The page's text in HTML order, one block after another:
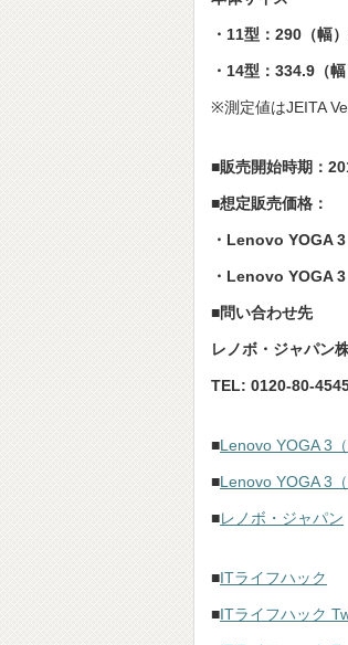
・11型：290（幅
・14型：334.9（
※測定値はJEITA
■販売開始時期：
■想定販売価格：
・Lenovo YOGA
・Lenovo YOGA
■問い合わせ先
レノボ・ジャパン
TEL: 0120-80-
■Lenovo YOGA 3（
■Lenovo YOGA 3（
■レノボ・ジャパン
■ITライフハック
■ITライフハック